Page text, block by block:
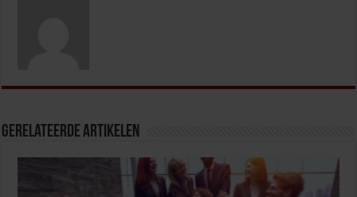
Gerelateerde Artikelen